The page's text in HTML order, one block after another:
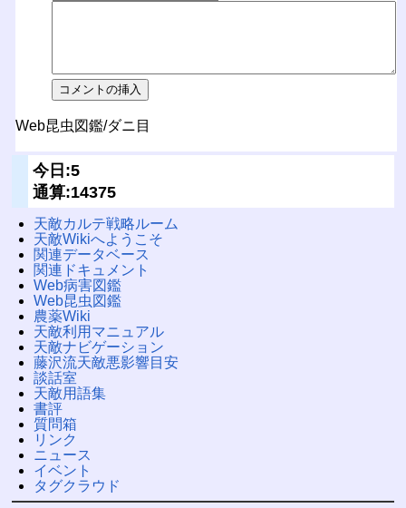
Web昆虫図鑑/ダニ目
今日:5
通算:14375
天敵カルテ戦略ルーム
天敵Wikiへようこそ
関連データベース
関連ドキュメント
Web病害図鑑
Web昆虫図鑑
農薬Wiki
天敵利用マニュアル
天敵ナビゲーション
藤沢流天敵悪影響目安
談話室
天敵用語集
書評
質問箱
リンク
ニュース
イベント
タグクラウド